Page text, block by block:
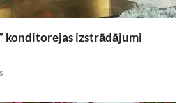
konditorejas izstrādājumi